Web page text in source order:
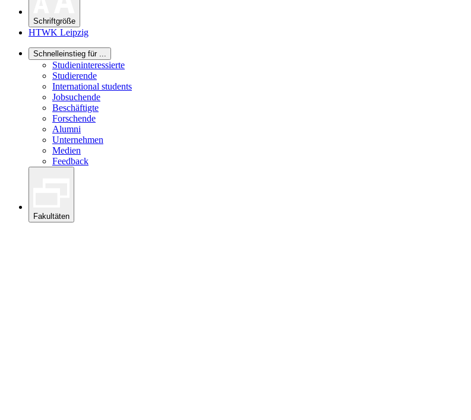
Schriftgröße
HTWK Leipzig
Schnelleinstieg für ...
Studieninteressierte
Studierende
International students
Jobsuchende
Beschäftigte
Forschende
Alumni
Unternehmen
Medien
Feedback
Fakultäten